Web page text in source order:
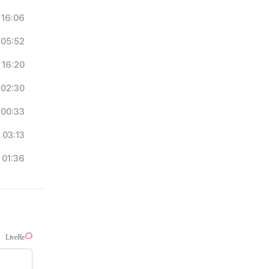
16:06
05:52
16:20
02:30
00:33
03:13
01:36